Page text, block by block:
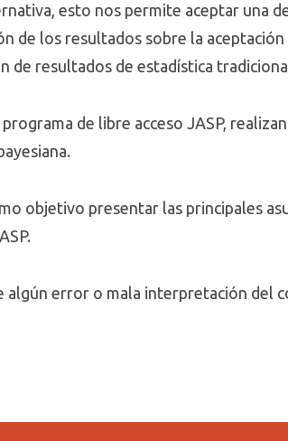
esto nos permite aceptar una
de los resultados sobre la
de resultados de estadística
de libre acceso JASP,
objetivo presentar las principales
algún error o mala interpretación del